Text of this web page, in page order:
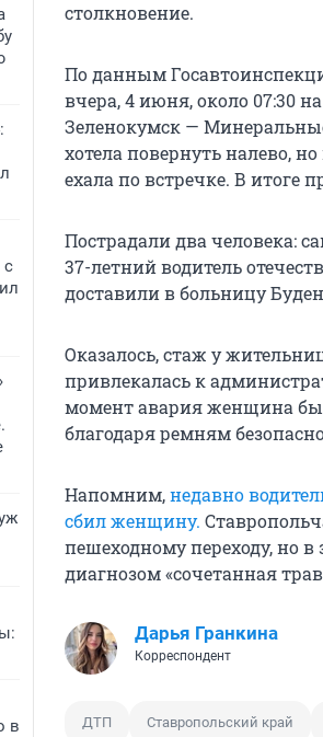
с
в
столкновение.
По данным
вчера, 4 июня, около 07:30
Зеленокумск —
хотела повернуть налево,
ехала по встречке. В итоге
Пострадали два человека:
37-летний водитель
доставили в больницу
Оказалось, стаж у
привлекалась к
момент авария женщина
благодаря ремням
Напомним,недавно
сбил женщину.
пешеходному переходу, но
диагнозом «сочетанная
Дарья Гранкина
Корреспондент
ДТП Ставропольский край